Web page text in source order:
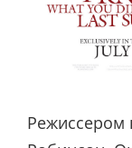
Режиссером